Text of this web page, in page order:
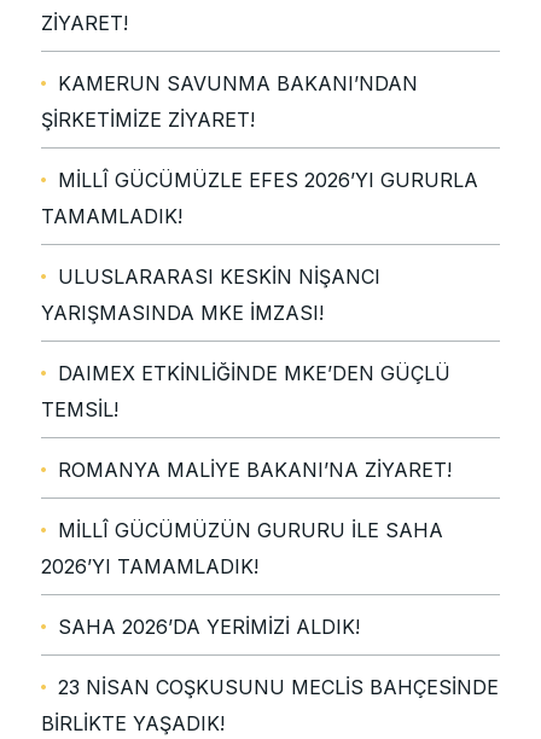
ZİYARET!
KAMERUN SAVUNMA BAKANI’NDAN
ŞİRKETİMİZE ZİYARET!
MİLLÎ GÜCÜMÜZLE EFES 2026’YI GURURLA
TAMAMLADIK!
ULUSLARARASI KESKİN NİŞANCI
YARIŞMASINDA MKE İMZASI!
DAIMEX ETKİNLİĞİNDE MKE’DEN GÜÇLÜ
TEMSİL!
ROMANYA MALİYE BAKANI’NA ZİYARET!
MİLLÎ GÜCÜMÜZÜN GURURU İLE SAHA
2026’YI TAMAMLADIK!
SAHA 2026’DA YERİMİZİ ALDIK!
23 NİSAN COŞKUSUNU MECLİS BAHÇESİNDE
BİRLİKTE YAŞADIK!